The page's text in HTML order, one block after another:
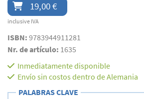
19,00 €
inclusive IVA
ISBN: 9783944911281
Nr. de artículo: 1635
Inmediatamente disponible
Envío sin costos dentro de Alemania
PALABRAS CLAVE